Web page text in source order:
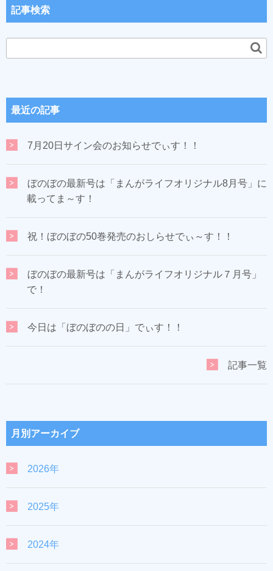
記事検索
最近の記事
7月20日サイン会のお知らせでぃす！！
ぼのぼの最新号は「まんがライフオリジナル8月号」に
載ってま～す！
祝！ぼのぼの50巻発売のおしらせでぃ～す！！
ぼのぼの最新号は「まんがライフオリジナル７月号」
で！
今日は「ぼのぼのの日」でぃす！！
記事一覧
月別アーカイブ
2026年
2025年
2024年